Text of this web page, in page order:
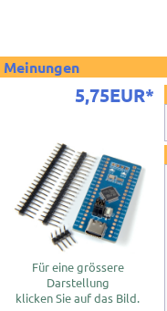
Meinungen
5,75EUR*
Für eine grössere
Darstellung
klicken Sie auf das Bild.